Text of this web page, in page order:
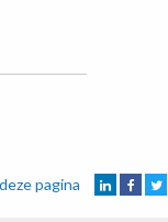
pagina